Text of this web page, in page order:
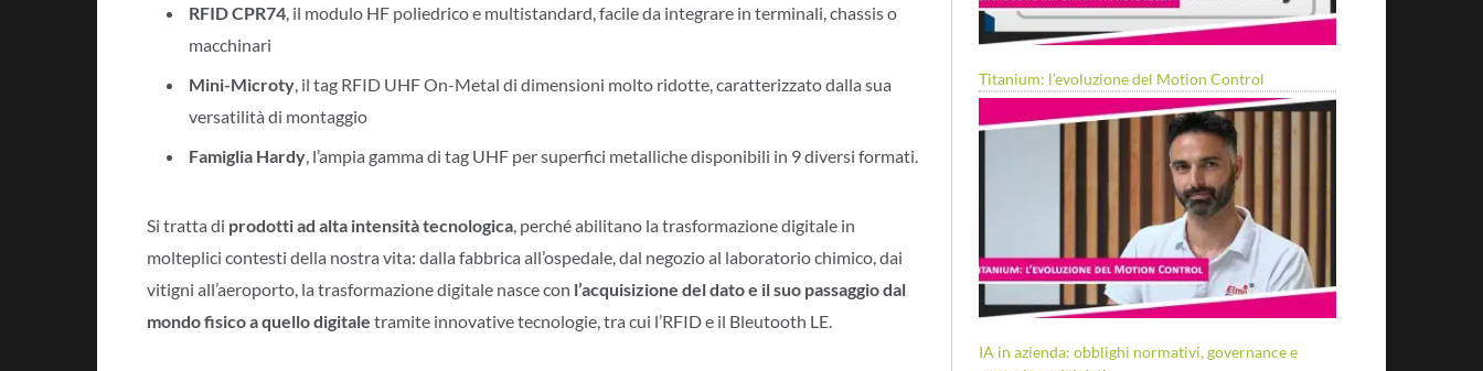
RFID CPR74 , il modulo HF poliedrico e multistandard, facile da integrare in terminali, chassis o
macchinari
Mini-Microty , il tag RFID UHF On-Metal di dimensioni molto ridotte, caratterizzato dalla sua
versatilità di montaggio
Famiglia Hardy , l’ampia gamma di tag UHF per superfici metalliche disponibili in 9 diversi formati.
Si tratta di prodotti ad alta intensità tecnologica , perché abilitano la trasformazione digitale in
molteplici contesti della nostra vita: dalla fabbrica all’ospedale, dal negozio al laboratorio chimico, dai
vitigni all’aeroporto, la trasformazione digitale nasce con l’acquisizione del dato e il suo passaggio dal
mondo fisico a quello digitale tramite innovative tecnologie, tra cui l’RFID e il Bleutooth LE.
Titanium: l’evoluzione del Motion Control
IA in azienda: obblighi normativi, governance e